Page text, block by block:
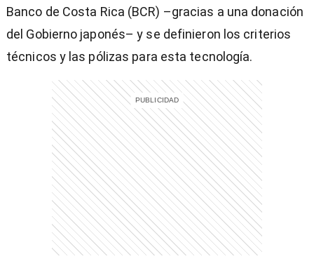
Banco de Costa Rica (BCR) –gracias a una donación
del Gobierno japonés– y se definieron los criterios
técnicos y las pólizas para esta tecnología.